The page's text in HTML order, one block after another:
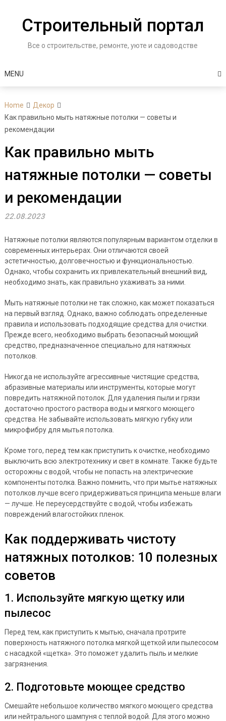
contentСтроительный портал
Все о строительстве, ремонте, уюте и садоводстве
MENU
Home
Декор
Как правильно мыть натяжные потолки — советы и
рекомендации
Как правильно мыть
натяжные потолки — советы
и рекомендации
22.08.2023
Натяжные потолки являются популярным вариантом отделки в
современных интерьерах. Они отличаются своей
эстетичностью, долговечностью и функциональностью.
Однако, чтобы сохранить их привлекательный внешний вид,
необходимо знать, как правильно ухаживать за ними.
Мыть натяжные потолки не так сложно, как может показаться
на первый взгляд. Однако, важно соблюдать определенные
правила и использовать подходящие средства для очистки.
Прежде всего, необходимо выбрать безопасный моющий
средство, предназначенное специально для натяжных
потолков.
Никогда не используйте агрессивные чистящие средства,
абразивные материалы или инструменты, которые могут
повредить натяжной потолок. Для удаления пыли и грязи
достаточно простого раствора воды и мягкого моющего
средства. Не забывайте использовать мягкую губку или
микрофибру для мытья потолка.
Кроме того, перед тем как приступить к очистке, необходимо
выключить всю электротехнику и свет в комнате. Также будьте
осторожны с водой, чтобы не попасть на электрические
компоненты потолка. Важно помнить, что при мытье натяжных
потолков лучше всего придерживаться принципа меньше влаги
— лучше. Не переусердствуйте с водой, чтобы избежать
повреждений влагостойких пленок.
Как поддерживать чистоту
натяжных потолков: 10 полезных
советов
1. Используйте мягкую щетку или
пылесос
Перед тем, как приступить к мытью, сначала протрите
поверхность натяжного потолка мягкой щеткой или пылесосом
с насадкой «щетка». Это поможет удалить пыль и мелкие
загрязнения.
2. Подготовьте моющее средство
Смешайте небольшое количество мягкого моющего средства
или нейтрального шампуня с теплой водой. Для этого можно